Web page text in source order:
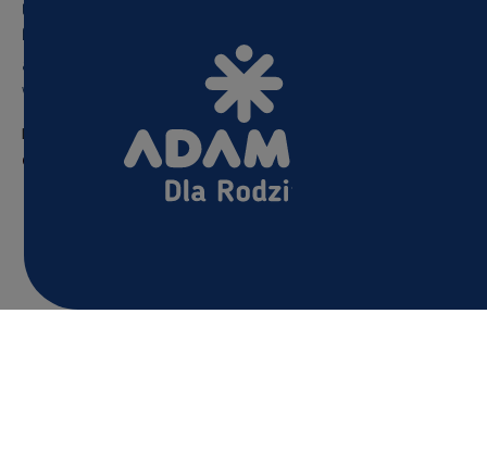
tel: +48 22 751 85 17
fax: +48 22 751 84 67
adamed@adamed.com
www.adamed.com
Polityka Prywatności
Polityka cookies
OEP/08711/06/21